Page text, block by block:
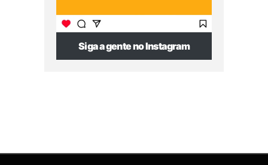
Siga a gente no Instagram